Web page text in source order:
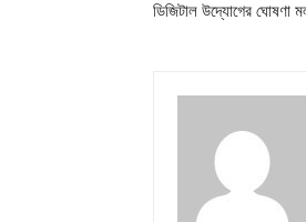
ডিজিটাল উদ্যোগের ঘোষণা